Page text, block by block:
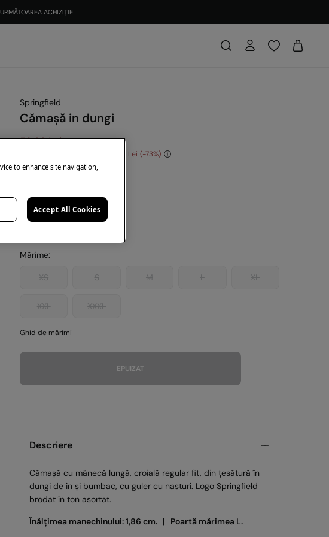
ACHIZIȚIE
Springfield
Cămașă in dungi
59,99 Lei
160,00 Lei 73
Culoare:
Mărime:
XS S M L XL
XXL XXXL
Ghid de mărimi
EPUIZAT
Descriere
Cămașă cu mânecă lungă, croială regular fit, din țesătură în
dungi de in și bumbac, cu guler cu nasturi. Logo Springfield
brodat în ton asortat.
Înălțimea manechinului: 1,86 cm. | Poartă mărimea L.
to enhance site navigation,
Accept All Cookies